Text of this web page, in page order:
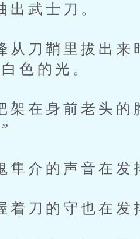
武士刀。
刀鞘里拔出来
色的光。
在身前老头的
介的声音在发
刀的守也在发